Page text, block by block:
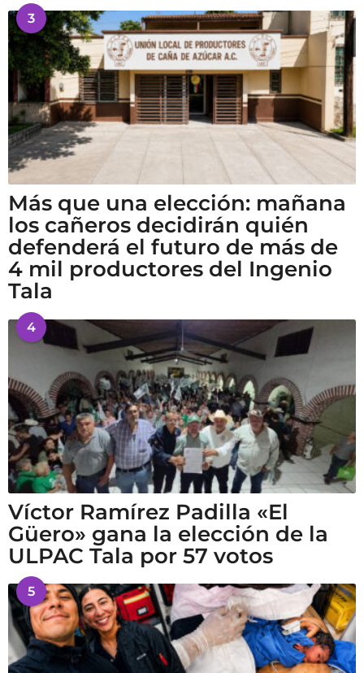
3
Más que una elección: mañana
los cañeros decidirán quién
defenderá el futuro de más de
4 mil productores del Ingenio
Tala
4
Víctor Ramírez Padilla «El
Güero» gana la elección de la
ULPAC Tala por 57 votos
5